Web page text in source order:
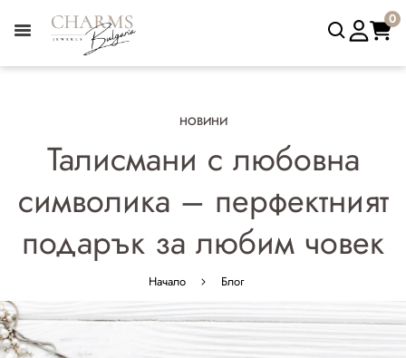
0
НОВИНИ
Талисмани с любовна
символика – перфектният
подарък за любим човек
Начало Блог